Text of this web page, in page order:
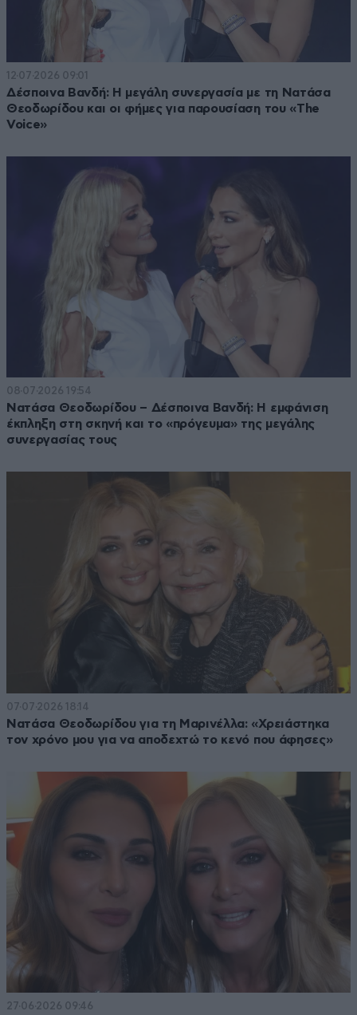
12·07·2026 09:01
Δέσποινα Βανδή: Η μεγάλη συνεργασία με τη Νατάσα
Θεοδωρίδου και οι φήμες για παρουσίαση του «The
Voice»
08·07·2026 19:54
Νατάσα Θεοδωρίδου – Δέσποινα Βανδή: Η εμφάνιση
έκπληξη στη σκηνή και το «πρόγευμα» της μεγάλης
συνεργασίας τους
07·07·2026 18:14
Νατάσα Θεοδωρίδου για τη Μαρινέλλα: «Χρειάστηκα
τον χρόνο μου για να αποδεχτώ το κενό που άφησες»
27·06·2026 09:46